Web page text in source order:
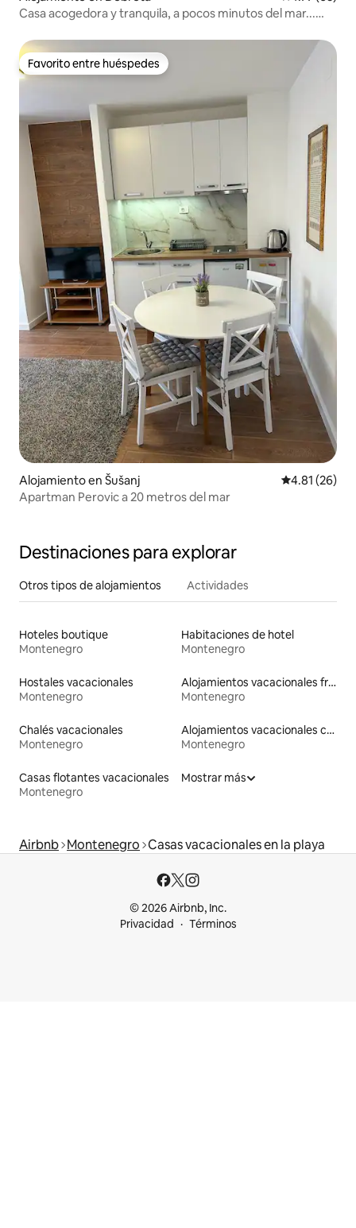
Casa acogedora y tranquila, a pocos minutos del mar...
Favorito entre huéspedes
Favorito entre huéspedes
Alojamiento en Šušanj Calificación
4.81 (26)
Apartman Perovic a 20 metros del mar
Destinaciones para explorar
Otros tipos de alojamientos Actividades
Hoteles boutique
Montenegro
Habitaciones de hotel
Montenegro
Hostales vacacionales
Montenegro
Alojamientos vacacionales frente a la playa
Montenegro
Chalés vacacionales
Montenegro
Alojamientos vacacionales con entrada y salida de pistas de esquí
Montenegro
Casas flotantes vacacionales
Montenegro
Mostrar más
Airbnb Montenegro Casas vacacionales en la playa
© 2026 Airbnb, Inc.
Privacidad
Términos